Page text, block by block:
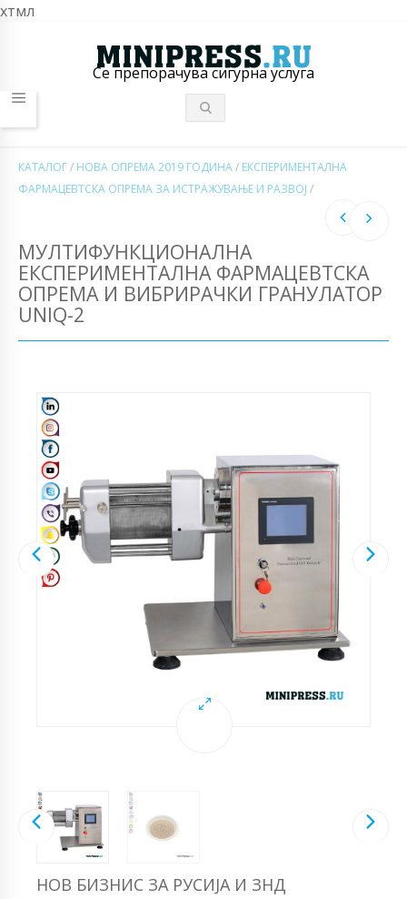
хтмл
Се препорачува сигурна услуга
КАТАЛОГ/ НОВА ОПРЕМА 2019 ГОДИНА/ ЕКСПЕРИМЕНТАЛНА
ФАРМАЦЕВТСКА ОПРЕМА ЗА ИСТРАЖУВАЊЕ И РАЗВОЈ /
МУЛТИФУНКЦИОНАЛНА
ЕКСПЕРИМЕНТАЛНА ФАРМАЦЕВТСКА
ОПРЕМА И ВИБРИРАЧКИ ГРАНУЛАТОР
UNIQ-2
НОВ БИЗНИС ЗА РУСИЈА И ЗНД